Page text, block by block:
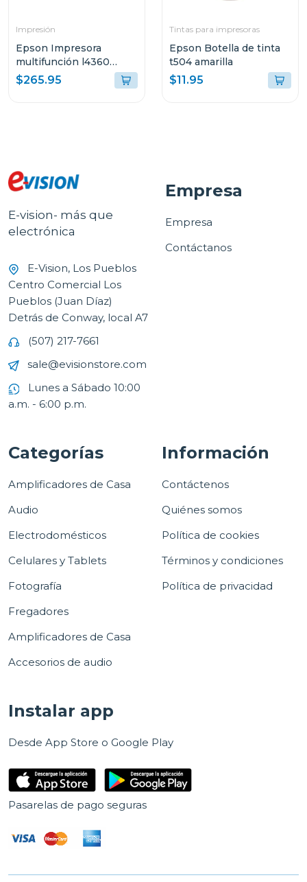
Impresión
Epson Impresora
multifunción l4360
tanque de tinta eco-
tank wi-fi
$265.95
Tintas para impresoras
Epson Botella de tinta
t504 amarilla
$11.95
E-vision- más que
electrónica
E-Vision, Los Pueblos
Centro Comercial Los
Pueblos (Juan Díaz)
Detrás de Conway, local A7
(507) 217-7661
sale@evisionstore.com
Lunes a Sábado 10:00
a.m. - 6:00 p.m.
Empresa
Empresa
Contáctanos
Categorías
Amplificadores de Casa
Audio
Electrodomésticos
Celulares y Tablets
Fotografía
Fregadores
Amplificadores de Casa
Accesorios de audio
Información
Contáctenos
Quiénes somos
Política de cookies
Términos y condiciones
Política de privacidad
Instalar app
Desde App Store o Google Play
Pasarelas de pago seguras